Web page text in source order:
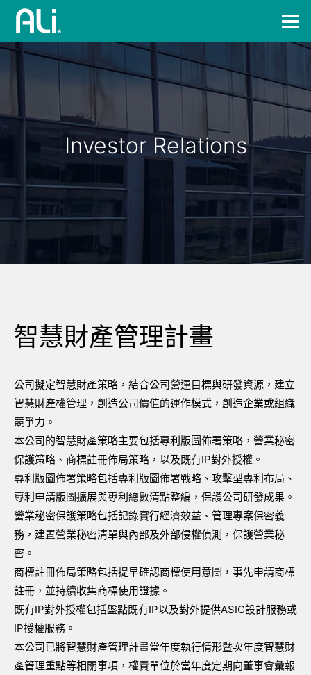
Investor Relations
智慧財產管理計畫
公司擬定智慧財產策略，結合公司營運目標與研發資源，建立
智慧財產權管理，創造公司價值的運作模式，創造企業或組織
競爭力。
本公司的智慧財產策略主要包括專利版圖佈署策略，營業秘密
保護策略、商標註冊佈局策略，以及既有IP對外授權。
專利版圖佈署策略包括專利版圖佈署戰略、攻擊型專利布局、
專利申請版圖擴展與專利總數清點整編，保護公司研發成果。
營業秘密保護策略包括記錄實行經濟效益、管理專案保密義
務，建置營業秘密清單與內部及外部侵權偵測，保護營業秘
密。
商標註冊佈局策略包括提早確認商標使用意圖，事先申請商標
註冊，並持續收集商標使用證據。
既有IP對外授權包括盤點既有IP以及對外提供ASIC設計服務或
IP授權服務。
本公司已將智慧財產管理計畫當年度執行情形暨次年度智慧財
產管理重點等相關事項，權責單位於當年度定期向董事會彙報